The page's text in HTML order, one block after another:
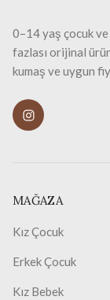
0–14 yaş çocuk
fazlası orijinal
kumaş ve uygun
MAĞAZA
Kız Çocuk
Erkek Çocuk
Kız Bebek